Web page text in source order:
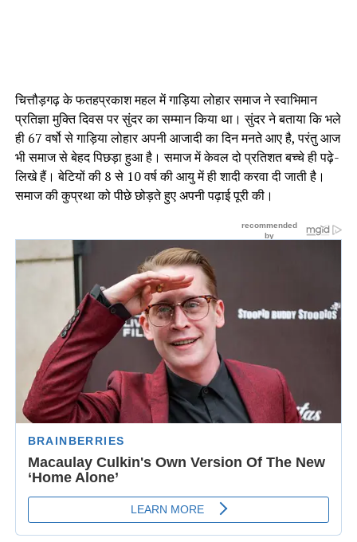
चित्तौड़गढ़ के फतहप्रकाश महल में गाड़िया लोहार समाज ने स्वाभिमान
प्रतिज्ञा मुक्ति दिवस पर सुंदर का सम्मान किया था। सुंदर ने बताया कि भले
ही 67 वर्षो से गाड़िया लोहार अपनी आजादी का दिन मनते आए है, परंतु आज
भी समाज से बेहद पिछड़ा हुआ है। समाज में केवल दो प्रतिशत बच्चे ही पढ़े-
लिखे हैं। बेटियों की 8 से 10 वर्ष की आयु में ही शादी करवा दी जाती है।
समाज की कुप्रथा को पीछे छोड़ते हुए अपनी पढ़ाई पूरी की।